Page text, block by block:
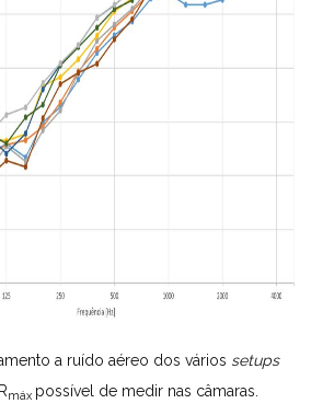
a ruído aéreo dos vários setups
máx possível de medir nas câmaras.